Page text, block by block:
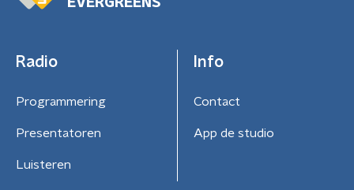
EVERGREENS
Radio
Programmering
Presentatoren
Luisteren
Info
Contact
App de studio